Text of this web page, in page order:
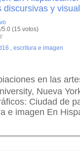
y
/5.0 (15 votos)
, escritura e imagen
en las
Nueva
Ciudad de
e imagen En